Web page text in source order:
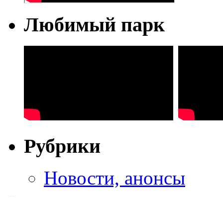
Любимый парк
Рубрики
Новости, анонсы